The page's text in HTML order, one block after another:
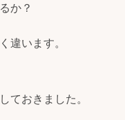
か？
違います。
ておきました。